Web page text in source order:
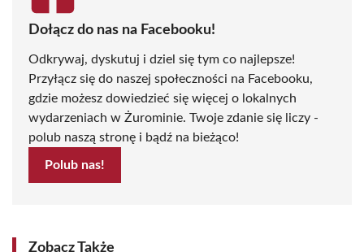
Dołącz do nas na Facebooku!
Odkrywaj, dyskutuj i dziel się tym co najlepsze!
Przyłącz się do naszej społeczności na Facebooku,
gdzie możesz dowiedzieć się więcej o lokalnych
wydarzeniach w Żurominie. Twoje zdanie się liczy -
polub naszą stronę i bądź na bieżąco!
Polub nas!
Zobacz Także